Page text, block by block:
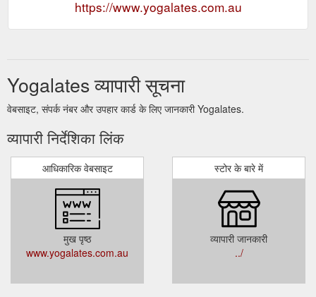
https://www.yogalates.com.au
Yogalates व्यापारी सूचना
वेबसाइट, संपर्क नंबर और उपहार कार्ड के लिए जानकारी Yogalates.
व्यापारी निर्देशिका लिंक
आधिकारिक वेबसाइट
मुख पृष्ठ
www.yogalates.com.au
स्टोर के बारे में
व्यापारी जानकारी
../